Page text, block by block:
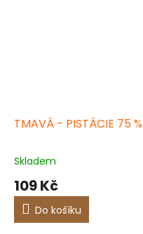
TMAVÁ - PISTÁCIE 75 %
Skladem
109 Kč
Do košíku